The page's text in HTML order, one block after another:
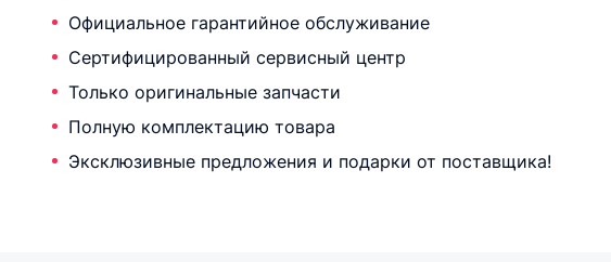
Официальное гарантийное обслуживание
Сертифицированный сервисный центр
Только оригинальные запчасти
Полную комплектацию товара
Эксклюзивные предложения и подарки от поставщика!